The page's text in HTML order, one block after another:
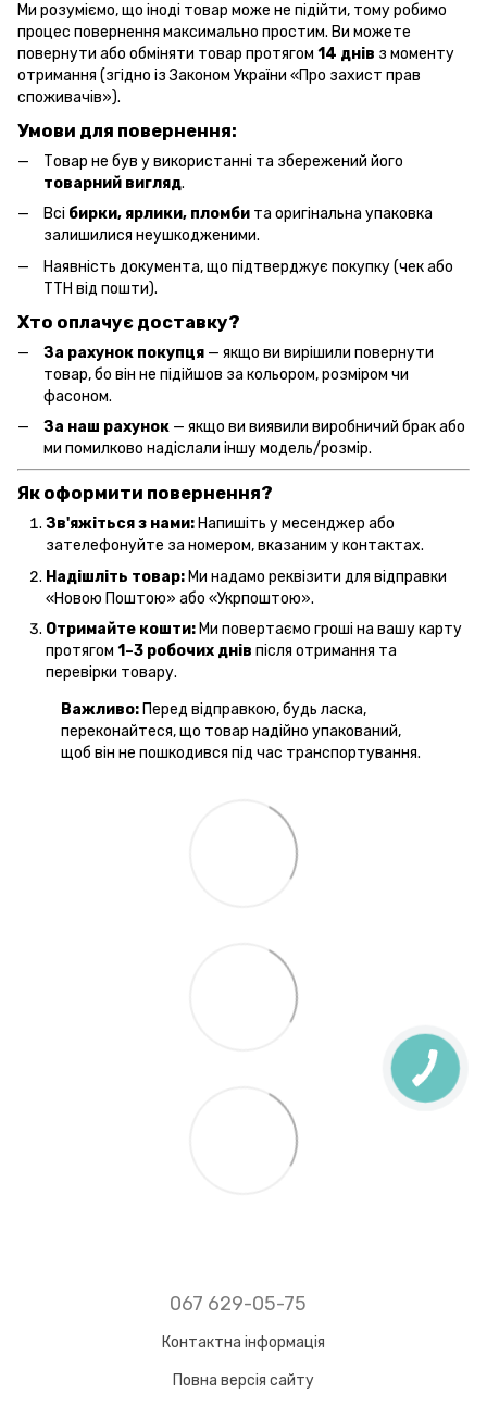
Ми розуміємо, що іноді товар може не підійти, тому робимо
процес повернення максимально простим. Ви можете
повернути або обміняти товар протягом 14 днів з моменту
отримання (згідно із Законом України «Про захист прав
споживачів»).
Умови для повернення:
Товар не був у використанні та збережений його
товарний вигляд.
Всі бирки, ярлики, пломби та оригінальна упаковка
залишилися неушкодженими.
Наявність документа, що підтверджує покупку (чек або
ТТН від пошти).
Хто оплачує доставку?
За рахунок покупця — якщо ви вирішили повернути
товар, бо він не підійшов за кольором, розміром чи
фасоном.
За наш рахунок — якщо ви виявили виробничий брак або
ми помилково надіслали іншу модель/розмір.
Як оформити повернення?
Зв'яжіться з нами: Напишіть у месенджер або
зателефонуйте за номером, вказаним у контактах.
Надішліть товар: Ми надамо реквізити для відправки
«Новою Поштою» або «Укрпоштою».
Отримайте кошти: Ми повертаємо гроші на вашу карту
протягом 1–3 робочих днів після отримання та
перевірки товару.
Важливо: Перед відправкою, будь ласка,
переконайтеся, що товар надійно упакований,
щоб він не пошкодився під час транспортування.
067 629-05-75
Контактна інформація
Повна версія сайту